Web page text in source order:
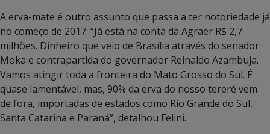
A erva-mate é outro assunto que passa a ter notoriedade já
no começo de 2017. “Já está na conta da Agraer R$ 2,7
milhões. Dinheiro que veio de Brasília através do senador
Moka e contrapartida do governador Reinaldo Azambuja.
Vamos atingir toda a fronteira do Mato Grosso do Sul. É
quase lamentável, mas, 90% da erva do nosso tereré vem
de fora, importadas de estados como Rio Grande do Sul,
Santa Catarina e Paraná”, detalhou Felini.